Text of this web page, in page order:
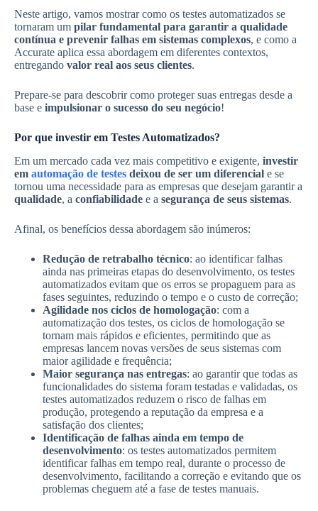
Neste artigo, vamos mostrar como os testes automatizados se
tornaram um pilar fundamental para garantir a qualidade
contínua e prevenir falhas em sistemas complexos, e como a
Accurate aplica essa abordagem em diferentes contextos,
entregando valor real aos seus clientes.
Prepare-se para descobrir como proteger suas entregas desde a
base e impulsionar o sucesso do seu negócio!
Por que investir em Testes Automatizados?
Em um mercado cada vez mais competitivo e exigente, investir
em automação de testes deixou de ser um diferencial e se
tornou uma necessidade para as empresas que desejam garantir a
qualidade, a confiabilidade e a segurança de seus sistemas.
Afinal, os benefícios dessa abordagem são inúmeros:
Redução de retrabalho técnico: ao identificar falhas
ainda nas primeiras etapas do desenvolvimento, os testes
automatizados evitam que os erros se propaguem para as
fases seguintes, reduzindo o tempo e o custo de correção;
Agilidade nos ciclos de homologação: com a
automatização dos testes, os ciclos de homologação se
tornam mais rápidos e eficientes, permitindo que as
empresas lancem novas versões de seus sistemas com
maior agilidade e frequência;
Maior segurança nas entregas: ao garantir que todas as
funcionalidades do sistema foram testadas e validadas, os
testes automatizados reduzem o risco de falhas em
produção, protegendo a reputação da empresa e a
satisfação dos clientes;
Identificação de falhas ainda em tempo de
desenvolvimento: os testes automatizados permitem
identificar falhas em tempo real, durante o processo de
desenvolvimento, facilitando a correção e evitando que os
problemas cheguem até a fase de testes manuais.